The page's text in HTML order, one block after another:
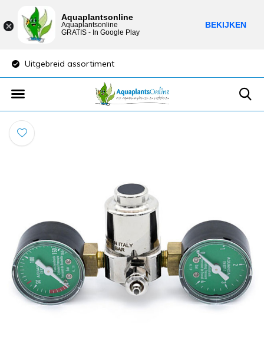
Uitgebreid assortiment
Aquaplantsonline
Aquaplantsonline
GRATIS - In Google Play
BEKIJKEN